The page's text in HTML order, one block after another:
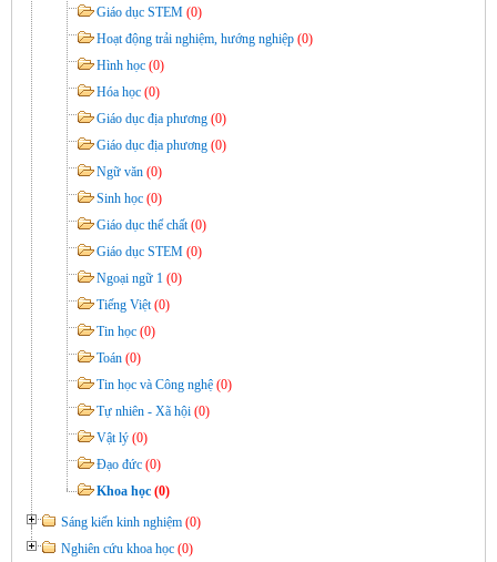
Giáo dục STEM (0)
Hoạt động trải nghiệm, hướng nghiệp (0)
Hình học (0)
Hóa học (0)
Giáo dục địa phương (0)
Giáo dục địa phương (0)
Ngữ văn (0)
Sinh học (0)
Giáo dục thể chất (0)
Giáo dục STEM (0)
Ngoại ngữ 1 (0)
Tiếng Việt (0)
Tin học (0)
Toán (0)
Tin học và Công nghệ (0)
Tự nhiên - Xã hội (0)
Vật lý (0)
Đạo đức (0)
Khoa học (0)
Sáng kiến kinh nghiệm (0)
Nghiên cứu khoa học (0)